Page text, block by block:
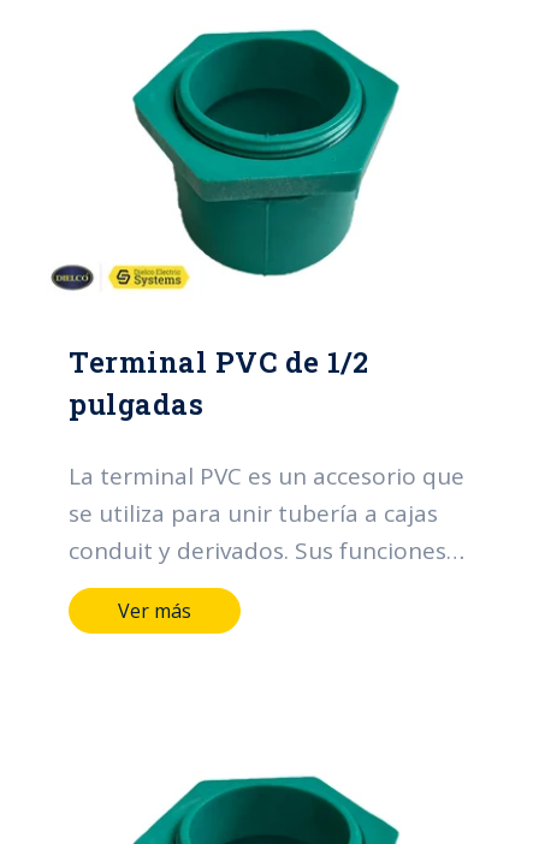
Terminal PVC de 1/2
pulgadas
La terminal PVC es un accesorio que
se utiliza para unir tubería a cajas
conduit y derivados. Sus funciones
principales se centran en la
organización y protección de los
Ver más